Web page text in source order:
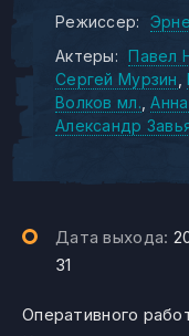
Режиссер:
Актеры:
Павел
Сергей Мурзин
Волков мл.
Александр
Дата выхода:
31
Оперативного